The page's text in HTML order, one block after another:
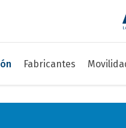
Fabricantes